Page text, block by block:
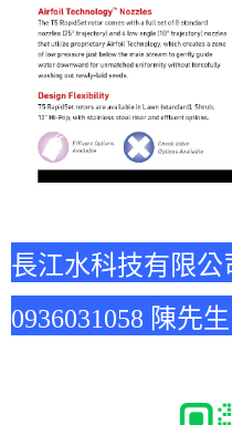
長江水科技有限公
0936031058 陳先